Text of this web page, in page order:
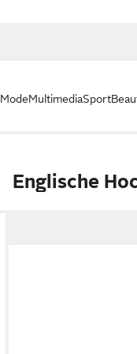
ModeMultimediaSport
Englische